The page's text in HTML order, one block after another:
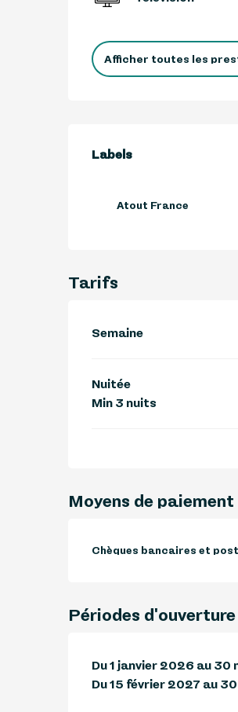
Afficher toutes les
Labels
Labels
Atout France
Tarifs
Semaine
Nuitée
Min 3 nuits
Moyens de paiement
Chèques bancaires et
Périodes d'ouverture
Du 1 janvier 2026 au 30
Du 15 février 2027 au